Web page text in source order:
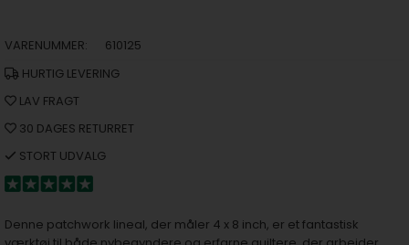
VARENUMMER:
610125
HURTIG LEVERING
LAV FRAGT
30 DAGES RETURRET
STORT UDVALG
Denne patchwork lineal, der måler 4 x 8 inch, er et fantastisk